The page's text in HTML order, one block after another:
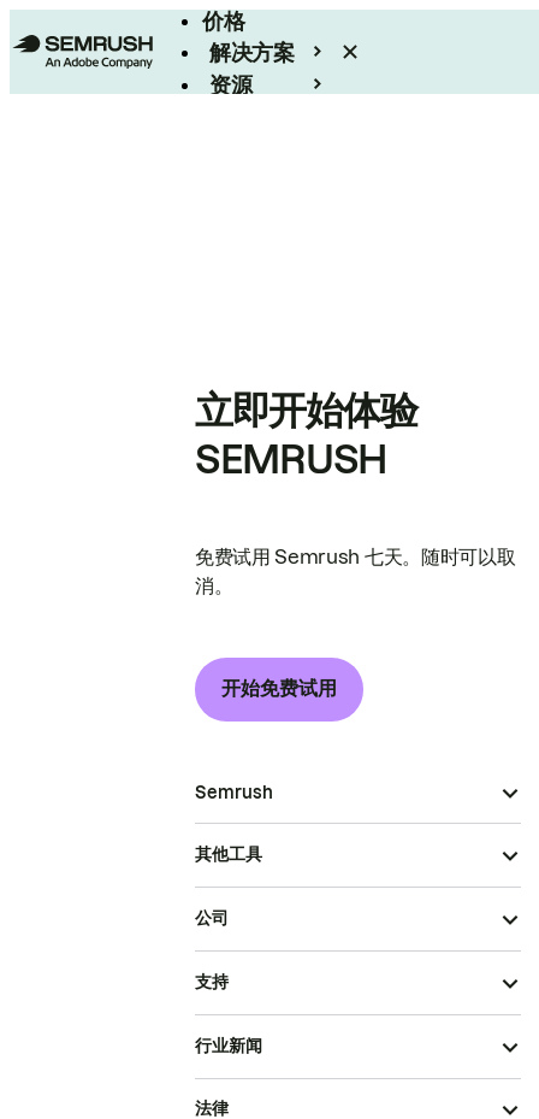
价格
解决方案
资源
立即开始体验
SEMRUSH
免费试用 Semrush 七天。随时可以取
消。
开始免费试用
Semrush
其他工具
公司
支持
行业新闻
法律